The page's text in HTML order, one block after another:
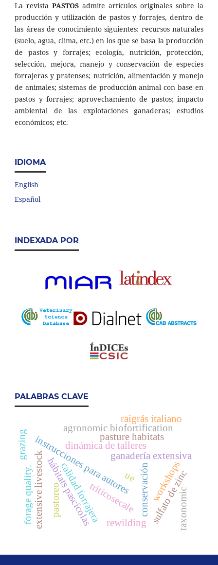
La revista PASTOS admite artículos originales sobre la
producción y utilización de pastos y forrajes, dentro de
las áreas de conocimiento siguientes: recursos naturales
(suelo, agua, clima, etc.) en los que se basa la producción
de pastos y forrajes; ecología, nutrición, protección,
selección, mejora, manejo y conservación de especies
forrajeras y pratenses; nutrición, alimentación y manejo
de animales; sistemas de producción animal con base en
pastos y forrajes; aprovechamiento de pastos; impacto
ambiental de las explotaciones ganaderas; estudios
económicos; etc.
IDIOMA
English
Español
INDEXADA POR
PALABRAS CLAVE
instrucciones para autoresconservación
ganadería extensiva
hábitats pascícolas
dinámica de talleres
extensive livestock
pasture habitats
workshops
sulfato de zinc
triticosecale
calidad forrajera
agronomic biofortification
forage quality.
raigrás italiano
pastoreo
grazing
taxonomic
ue
rewilding